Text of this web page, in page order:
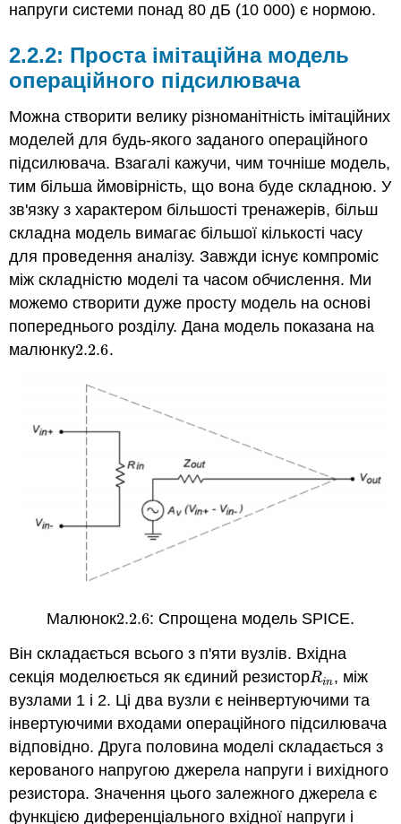
напруги системи понад 80 дБ (10 000) є нормою.
2.2.2: Проста імітаційна модель
операційного підсилювача
Можна створити велику різноманітність імітаційних
моделей для будь-якого заданого операційного
підсилювача. Взагалі кажучи, чим точніше модель,
тим більша ймовірність, що вона буде складною. У
зв'язку з характером більшості тренажерів, більш
складна модель вимагає більшої кількості часу
для проведення аналізу. Завжди існує компроміс
між складністю моделі та часом обчислення. Ми
можемо створити дуже просту модель на основі
попереднього розділу. Дана модель показана на
малюнку2.2.6
2.2.6.
Малюнок2.2.6
2.2.6: Спрощена модель SPICE.
Він складається всього з п'яти вузлів. Вхідна
секція моделюється як єдиний резисторRin
Rin, між
вузлами 1 і 2. Ці два вузли є неінвертуючими та
інвертуючими входами операційного підсилювача
відповідно. Друга половина моделі складається з
керованого напругою джерела напруги і вихідного
резистора. Значення цього залежного джерела є
функцією диференціального вхідної напруги і